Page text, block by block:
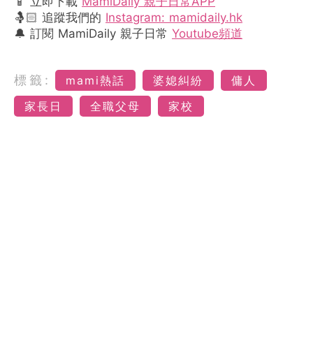
🤱🏻 追蹤我們的 Instagram: mamidaily.hk
🔔 訂閱 MamiDaily 親子日常 Youtube頻道
標籤: mami熱話 婆媳糾紛
傭人
家長日
全職父母 家校